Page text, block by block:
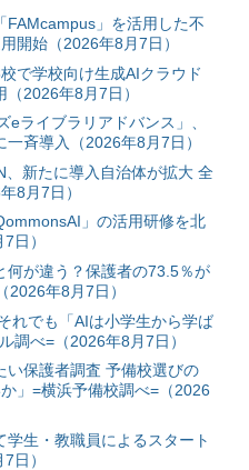
FAMcampus」を活用した不
開始（2026年8月7日）
で学校向け生成AIクラウド
（2026年8月7日）
ライブラリアドバンス」、
斉導入（2026年8月7日）
、新たに導入自治体が拡大 全
8月7日）
」の活用研修を北
日）
何が違う？保護者の73.5％が
年8月7日）
れでも「AIは小学生から学ば
調べ=（2026年8月7日）
い保護者調査 予備校選びの
」=横浜予備校調べ=（2026
生・教職員によるスタート
日）